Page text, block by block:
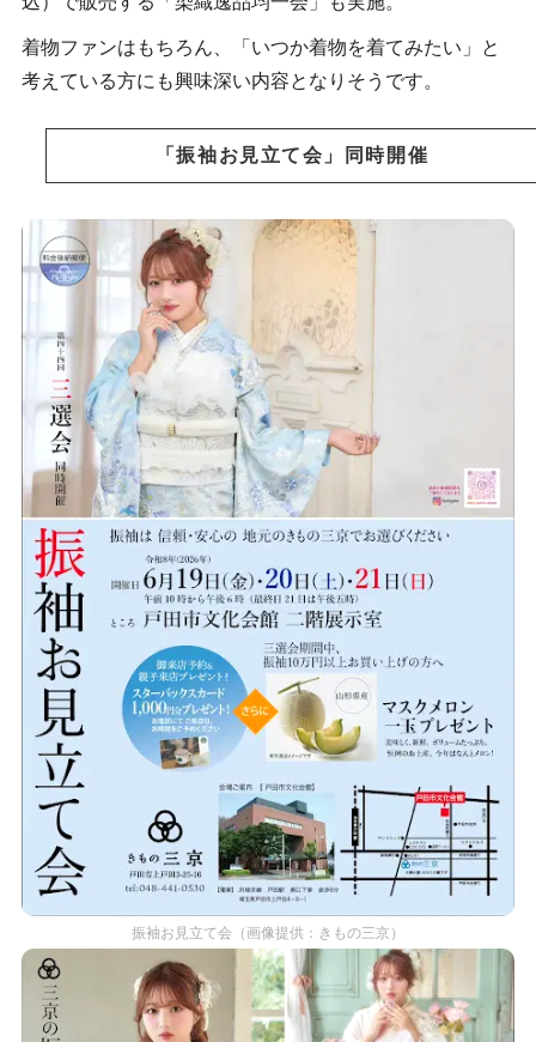
着物ファンはもちろん、「いつか着物を着てみたい」と
考えている方にも興味深い内容となりそうです。
「振袖お見立て会」同時開催
振袖お見立て会（画像提供：きもの三京）